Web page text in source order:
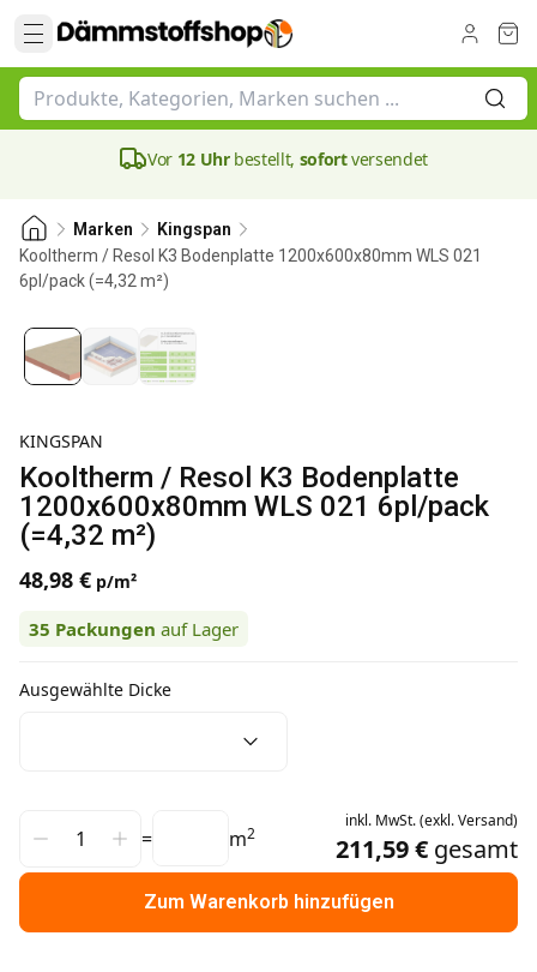
Vor 12 Uhrbestellt, sofortversendet
Marken
Kingspan
Kooltherm / Resol K3 Bodenplatte 1200x600x80mm WLS 021
6pl/pack (=4,32 m²)
KINGSPAN
Kooltherm / Resol K3 Bodenplatte
1200x600x80mm WLS 021 6pl/pack
(=4,32 m²)
48,98 € p/m²
35 Packungen auf Lager
Ausgewählte Dicke
= m2
inkl. MwSt.(exkl.Versand)
211,59 € gesamt
Zum Warenkorb hinzufügen